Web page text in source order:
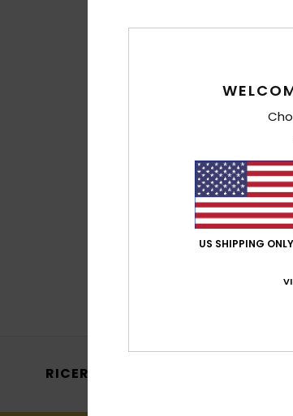
2
RICERCHE POPOLARI
US SHIPPING ONLY
Per